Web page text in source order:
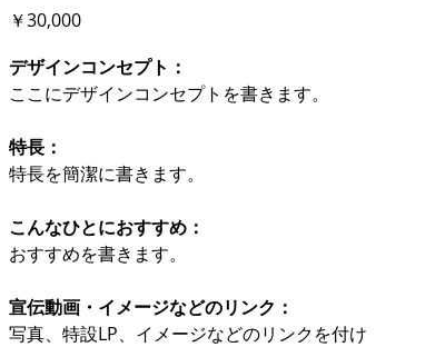
価
格
￥30,000
デザインコンセプト：
ここにデザインコンセプトを書きます。
特長：
特長を簡潔に書きます。
こんなひとにおすすめ：
おすすめを書きます。
宣伝動画・イメージなどのリンク：
写真、特設LP、イメージなどのリンクを付け